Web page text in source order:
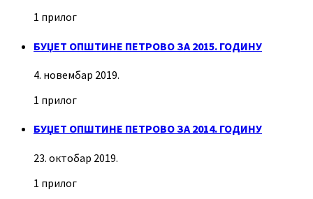
1 прилог
БУЏЕТ ОПШТИНЕ ПЕТРОВО ЗА 2015. ГОДИНУ
4. новембар 2019.
1 прилог
БУЏЕТ ОПШТИНЕ ПЕТРОВО ЗА 2014. ГОДИНУ
23. октобар 2019.
1 прилог